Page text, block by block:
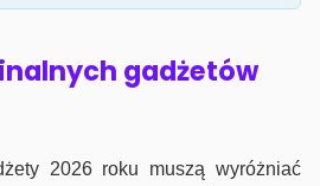
gadżetów
2026 roku muszą wyróżniać